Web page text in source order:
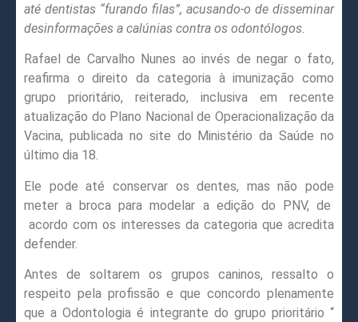
até dentistas “furando filas”, acusando-o de disseminar
desinformações a calúnias contra os odontólogos.
Rafael de Carvalho Nunes ao invés de negar o fato,
reafirma o direito da categoria à imunização como
grupo prioritário, reiterado, inclusiva em recente
atualização do Plano Nacional de Operacionalização da
Vacina, publicada no site do Ministério da Saúde no
último dia 18.
Ele pode até conservar os dentes, mas não pode
meter a broca para modelar a edição do PNV, de
acordo com os interesses da categoria que acredita
defender.
Antes de soltarem os grupos caninos, ressalto o
respeito pela profissão e que concordo plenamente
que a Odontologia é integrante do grupo prioritário “